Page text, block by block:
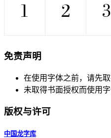
免责声明
在使用字体之前，请先
未取得书面授权而使用
版权与许可
中国龙字库